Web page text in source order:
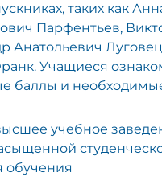
таких как
Парфентьев,
Анатольевич
Учащиеся
баллы и
учебное
обучения